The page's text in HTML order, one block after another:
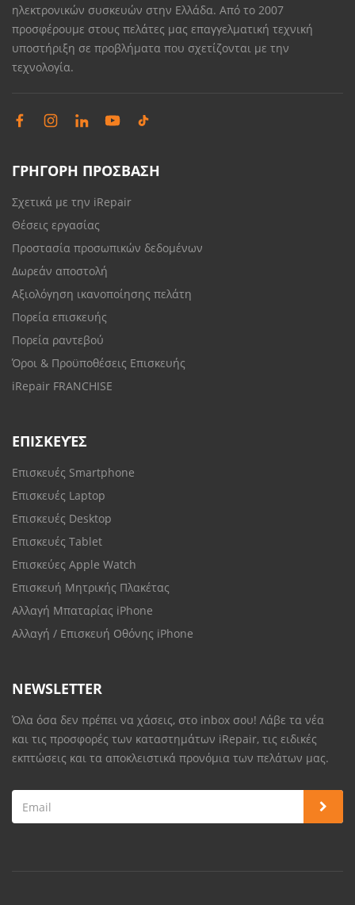
ηλεκτρονικών συσκευών στην Ελλάδα. Από το 2007
προσφέρουμε στους πελάτες μας επαγγελματική τεχνική
υποστήριξη σε προβλήματα που σχετίζονται με την
τεχνολογία.
ΓΡΗΓΟΡΗ ΠΡΟΣΒΑΣΗ
Σχετικά με την iRepair
Θέσεις εργασίας
Προστασία προσωπικών δεδομένων
Δωρεάν αποστολή
Αξιολόγηση ικανοποίησης πελάτη
Πορεία επισκευής
Πορεία ραντεβού
Όροι & Προϋποθέσεις Επισκευής
iRepair FRANCHISE
ΕΠΙΣΚΕΥΈΣ
Επισκευές Smartphone
Επισκευές Laptop
Επισκευές Desktop
Επισκευές Tablet
Επισκεύες Apple Watch
Επισκευή Μητρικής Πλακέτας
Αλλαγή Μπαταρίας iPhone
Αλλαγή / Επισκευή Οθόνης iPhone
NEWSLETTER
Όλα όσα δεν πρέπει να χάσεις, στο inbox σου! Λάβε τα νέα
και τις προσφορές των καταστημάτων iRepair, τις ειδικές
εκπτώσεις και τα αποκλειστικά προνόμια των πελάτων μας.